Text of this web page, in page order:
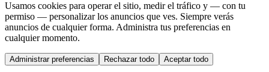
Usamos cookies para operar el sitio, medir el tráfico y — con tu
permiso — personalizar los anuncios que ves. Siempre verás
anuncios de cualquier forma. Administra tus preferencias en
cualquier momento.
Administrar preferencias Rechazar todo Aceptar todo